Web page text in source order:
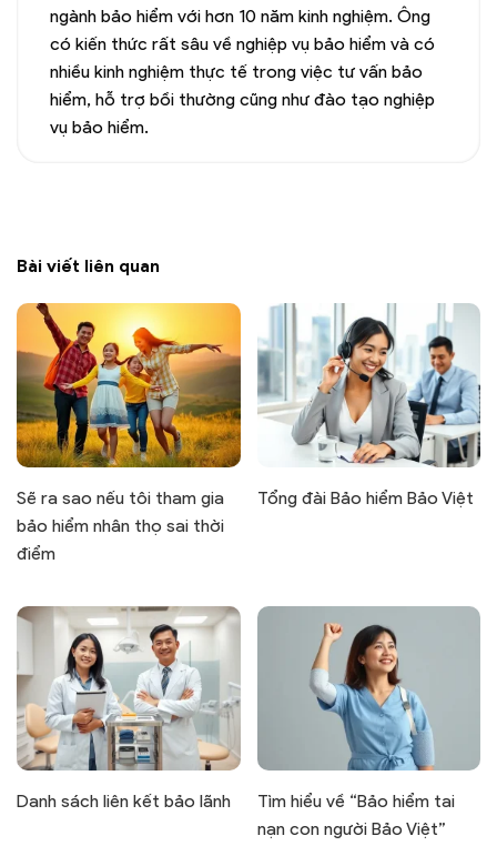
ngành bảo hiểm với hơn 10 năm kinh nghiệm. Ông
có kiến thức rất sâu về nghiệp vụ bảo hiểm và có
nhiều kinh nghiệm thực tế trong việc tư vấn bảo
hiểm, hỗ trợ bồi thường cũng như đào tạo nghiệp
vụ bảo hiểm.
Bài viết liên quan
Sẽ ra sao nếu tôi tham gia
bảo hiểm nhân thọ sai thời
điểm
Tổng đài Bảo hiểm Bảo Việt
Danh sách liên kết bảo lãnh
Tìm hiểu về “Bảo hiểm tai
nạn con người Bảo Việt”